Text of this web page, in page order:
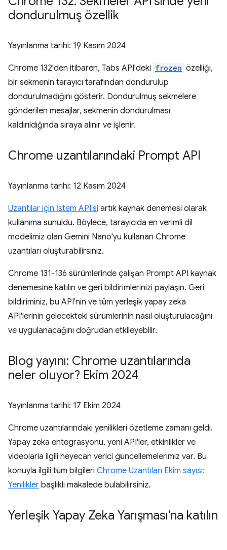
dondurulmuş özellik
Yayınlanma tarihi: 19 Kasım 2024
Chrome 132'den itibaren, Tabs API'deki frozen özelliği,
bir sekmenin tarayıcı tarafından dondurulup
dondurulmadığını gösterir. Dondurulmuş sekmelere
gönderilen mesajlar, sekmenin dondurulması
kaldırıldığında sıraya alınır ve işlenir.
Chrome uzantılarındaki Prompt API
Yayınlanma tarihi: 12 Kasım 2024
Uzantılar için İstem API'si artık kaynak denemesi olarak
kullanıma sunuldu. Böylece, tarayıcıda en verimli dil
modelimiz olan Gemini Nano'yu kullanan Chrome
uzantıları oluşturabilirsiniz.
Chrome 131-136 sürümlerinde çalışan Prompt API kaynak
denemesine katılın ve geri bildirimlerinizi paylaşın. Geri
bildiriminiz, bu API'nin ve tüm yerleşik yapay zeka
API'lerinin gelecekteki sürümlerinin nasıl oluşturulacağını
ve uygulanacağını doğrudan etkileyebilir.
Blog yayını: Chrome uzantılarında
neler oluyor? Ekim 2024
Yayınlanma tarihi: 17 Ekim 2024
Chrome uzantılarındaki yenilikleri özetleme zamanı geldi.
Yapay zeka entegrasyonu, yeni API'ler, etkinlikler ve
videolarla ilgili heyecan verici güncellemelerimiz var. Bu
konuyla ilgili tüm bilgileri Chrome Uzantıları Ekim sayısı:
Yenilikler başlıklı makalede bulabilirsiniz.
Yerleşik Yapay Zeka Yarışması'na katılın